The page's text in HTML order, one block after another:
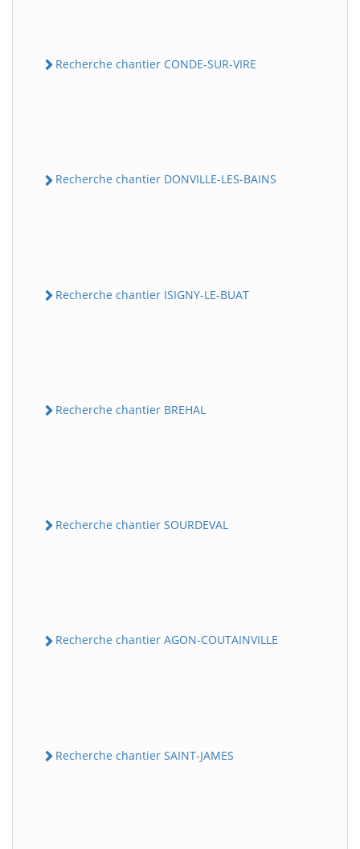
Recherche chantier CONDE-SUR-VIRE
Recherche chantier DONVILLE-LES-BAINS
Recherche chantier ISIGNY-LE-BUAT
Recherche chantier BREHAL
Recherche chantier SOURDEVAL
Recherche chantier AGON-COUTAINVILLE
Recherche chantier SAINT-JAMES